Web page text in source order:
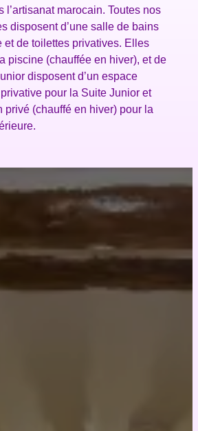
l’artisanat marocain. Toutes nos
disposent d’une salle de bains
et de toilettes privatives. Elles
piscine (chauffée en hiver), et de
disposent d’un espace
pour la Suite Junior et
privé (chauffé en hiver) pour la